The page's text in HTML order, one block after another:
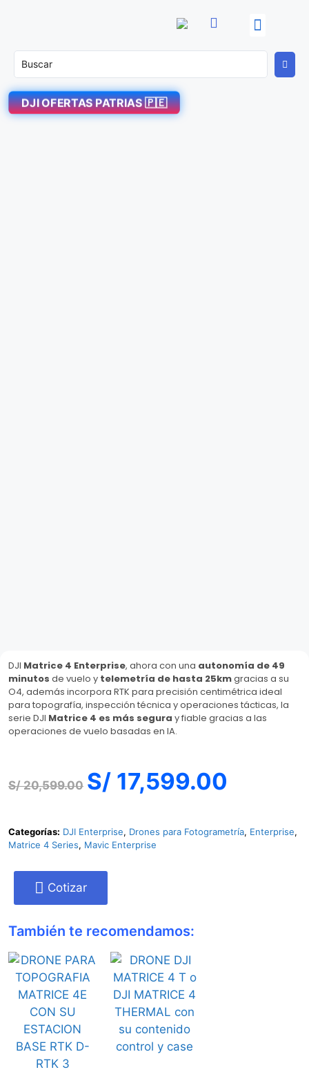
DJI OFERTAS PATRIAS 🇵🇪
DJI Matrice 4 Enterprise, ahora con una autonomía de 49
minutos de vuelo y telemetría de hasta 25kmgracias a su
O4, además incorpora RTK para precisión centimétrica ideal
para topografía, inspección técnica y operaciones tácticas, la
serie DJI Matrice 4 es más segura y fiable gracias a las
operaciones de vuelo basadas en IA.
S/20,599.00 S/ 17,599.00
Categorías: DJI Enterprise, Drones para Fotogrametría, Enterprise,
Matrice 4 Series, Mavic Enterprise
Cotizar
También te recomendamos: